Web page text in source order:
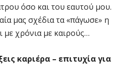
όσο και του εαυτού μου.
μας σχέδια τα «πάγωσε» η
με χρόνια με καιρούς…
καριέρα – επιτυχία για